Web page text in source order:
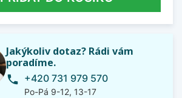
Jakýkoliv dotaz? Rádi vám
poradíme.
phone +420 731 979 570
Po-Pá 9-12, 13-17